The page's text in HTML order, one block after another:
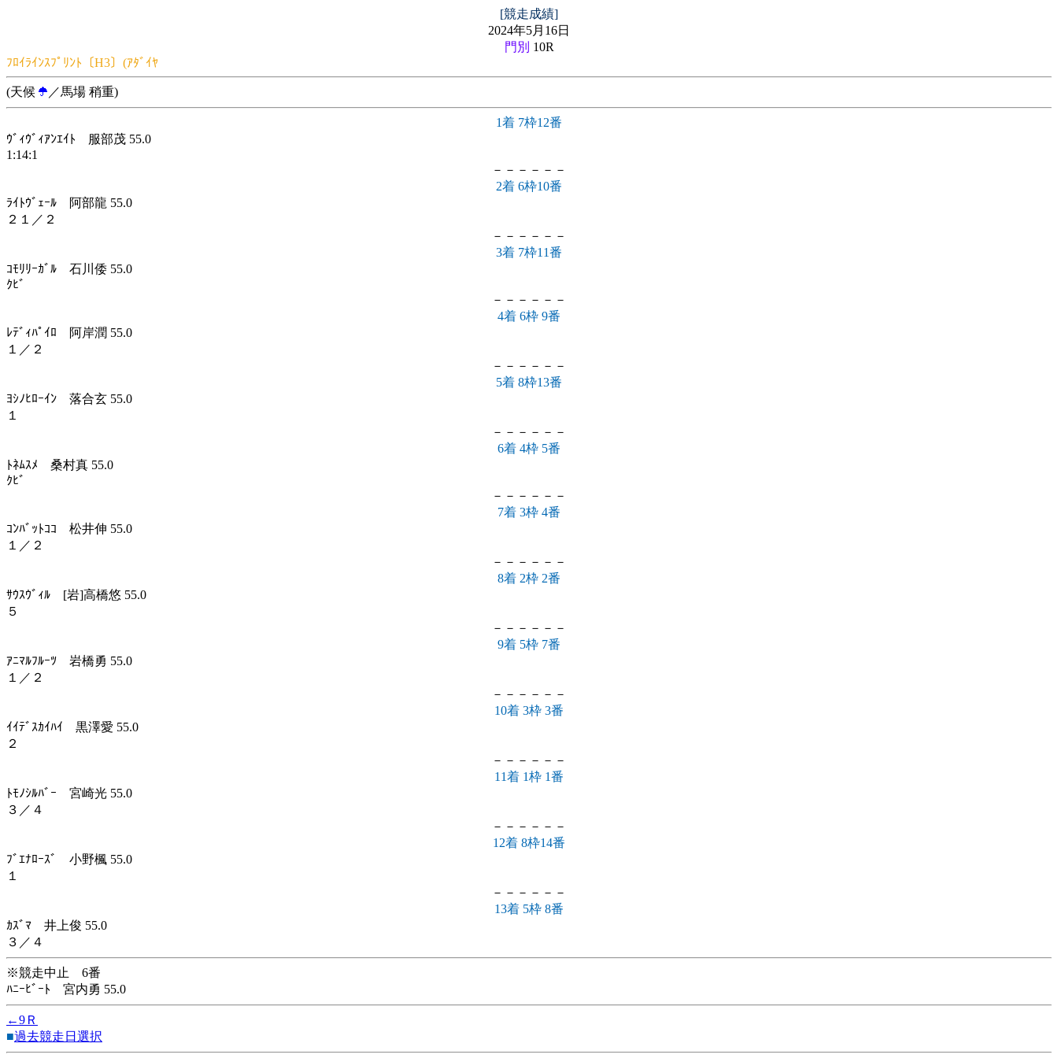
[競走成績]
2024年5月16日
門別 10R
ﾌﾛｲﾗｲﾝｽﾌﾟﾘﾝﾄ〔H3〕(ｱﾀﾞｲﾔ
(天候 ／馬場 稍重)
1着 7枠12番
ｳﾞｨｳﾞｨｱﾝｴｲﾄ 服部茂 55.0
1:14:1
－－－－－－
2着 6枠10番
ﾗｲﾄｳﾞｪｰﾙ 阿部龍 55.0
２１／２
－－－－－－
3着 7枠11番
ｺﾓﾘﾘｰｶﾞﾙ 石川倭 55.0
ｸﾋﾞ
－－－－－－
4着 6枠 9番
ﾚﾃﾞｨﾊﾟｲﾛ 阿岸潤 55.0
１／２
－－－－－－
5着 8枠13番
ﾖｼﾉﾋﾛｰｲﾝ 落合玄 55.0
１
－－－－－－
6着 4枠 5番
ﾄﾈﾑｽﾒ 桑村真 55.0
ｸﾋﾞ
－－－－－－
7着 3枠 4番
ｺﾝﾊﾞｯﾄｺｺ 松井伸 55.0
１／２
－－－－－－
8着 2枠 2番
ｻｳｽｳﾞｨﾙ [岩]高橋悠 55.0
５
－－－－－－
9着 5枠 7番
ｱﾆﾏﾙﾌﾙｰﾂ 岩橋勇 55.0
１／２
－－－－－－
10着 3枠 3番
ｲｲﾃﾞｽｶｲﾊｲ 黒澤愛 55.0
２
－－－－－－
11着 1枠 1番
ﾄﾓﾉｼﾙﾊﾞｰ 宮崎光 55.0
３／４
－－－－－－
12着 8枠14番
ﾌﾞｴﾅﾛｰｽﾞ 小野楓 55.0
１
－－－－－－
13着 5枠 8番
ｶｽﾞﾏ 井上俊 55.0
３／４
※競走中止 6番
ﾊﾆｰﾋﾞｰﾄ 宮内勇 55.0
←9Ｒ
■過去競走日選択